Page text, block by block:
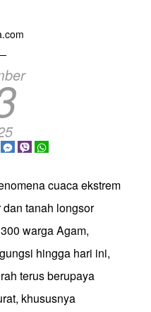
cuaca ekstrem
tanah longsor
warga Agam,
hingga hari ini,
terus berupaya
khususnya